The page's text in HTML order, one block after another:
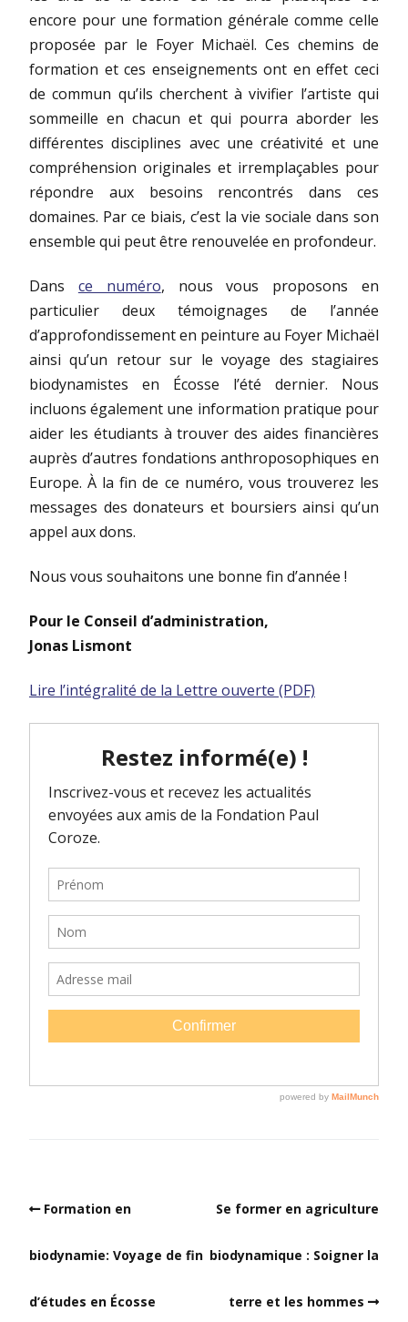
encore pour une formation générale comme celle
proposée par le Foyer Michaël. Ces chemins de
formation et ces enseignements ont en effet ceci
de commun qu’ils cherchent à vivifier l’artiste qui
sommeille en chacun et qui pourra aborder les
différentes disciplines avec une créativité et une
compréhension originales et irremplaçables pour
répondre aux besoins rencontrés dans ces
domaines. Par ce biais, c’est la vie sociale dans son
ensemble qui peut être renouvelée en profondeur.
Dans ce numéro, nous vous proposons en
particulier deux témoignages de l’année
d’approfondissement en peinture au Foyer Michaël
ainsi qu’un retour sur le voyage des stagiaires
biodynamistes en Écosse l’été dernier. Nous
incluons également une information pratique pour
aider les étudiants à trouver des aides financières
auprès d’autres fondations anthroposophiques en
Europe. À la fin de ce numéro, vous trouverez les
messages des donateurs et boursiers ainsi qu’un
appel aux dons.
Nous vous souhaitons une bonne fin d’année !
Pour le Conseil d’administration,
Jonas Lismont
Lire l’intégralité de la Lettre ouverte (PDF)
Formation en
biodynamie: Voyage de fin
d’études en Écosse
Se former en agriculture
biodynamique : Soigner la
terre et les hommes